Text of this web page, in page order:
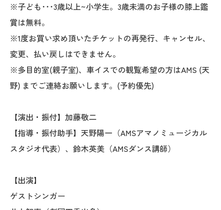
※子ども･･･3歳以上~小学生。3歳未満のお子様の膝上鑑
賞は無料。
※1度お買い求め頂いたチケットの再発行、キャンセル、
変更、払い戻しはできません。
※多目的室(親子室)、車イスでの観覧希望の方はAMS (天
野) までご連絡お願いします。(予約優先)
【演出・振付】加藤敬二
【指導・振付助手】天野陽一（AMSアマノミュージカル
スタジオ代表）、鈴木英美（AMSダンス講師）
【出演】
ゲストシンガー